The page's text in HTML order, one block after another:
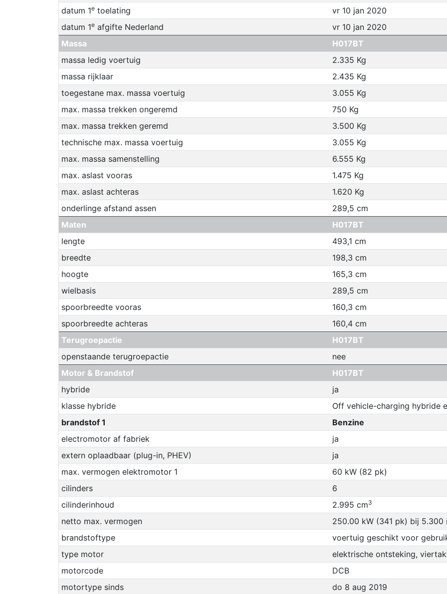
datum 1etoelating
vr 10 jan 2020
datum 1eafgifte Nederland
vr 10 jan 2020
Massa
H017BT
massa ledig voertuig
2.335 Kg
massa rijklaar
2.435 Kg
toegestane max. massa voertuig
3.055 Kg
max. massa trekken ongeremd
750 Kg
max. massa trekken geremd
3.500 Kg
technische max. massa voertuig
3.055 Kg
max. massa samenstelling
6.555 Kg
max. aslast vooras
1.475 Kg
max. aslast achteras
1.620 Kg
onderlinge afstand assen
289,5 cm
Maten
H017BT
lengte
493,1 cm
breedte
198,3 cm
hoogte
165,3 cm
wielbasis
289,5 cm
spoorbreedte vooras
160,3 cm
spoorbreedte achteras
160,4 cm
Terugroepactie
H017BT
openstaande terugroepactie
nee
Motor & Brandstof
H017BT
hybride
ja
klasse hybride
Off vehicle-charging hybride
brandstof 1
Benzine
electromotor af fabriek
ja
extern oplaadbaar (plug-in, PHEV)
ja
max. vermogen elektromotor 1
60 kW (82 pk)
cilinders
6
cilinderinhoud
2.995 cm3
netto max. vermogen
250.00 kW (341 pk) bij 5.300
brandstoftype
voertuig geschikt voor
type motor
elektrische ontsteking,
motorcode
DCB
motortype sinds
do 8 aug 2019